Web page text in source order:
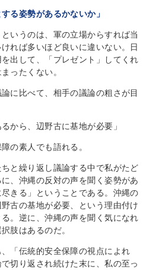
る姿勢があるかないか」
というのは、軍の立場からすれば当
れば多いほど良いに違いない。日
出して、「プレゼント」してくれ
ったくない。
に比べて、相手の議論の粗さが目
から、辺野古に基地が必要」
の素人でも語れる。
と繰り返し議論する中で私がたど
、沖縄の反対の声を聞く姿勢があ
きる」ということである。沖縄の
古の基地が必要、という理由付け
。逆に、沖縄の声を聞く気になれ
肢はあるのだ。
「伝統的安全保障の視点によれ
切り返され続けた末に、私の至っ